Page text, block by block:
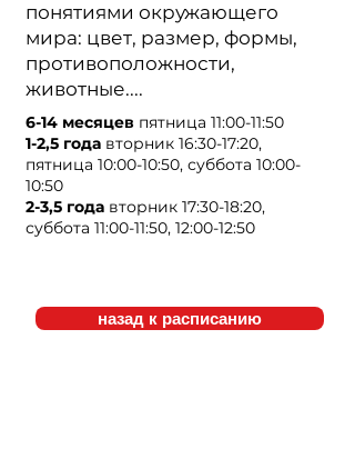
понятиями окружающего
мира: цвет, размер, формы,
противоположности,
животные....
6-14 месяцев пятница 11:00-11:50
1-2,5 года вторник 16:30-17:20,
пятница 10:00-10:50, суббота 10:00-
10:50
2-3,5 года вторник 17:30-18:20,
суббота 11:00-11:50, 12:00-12:50
назад к расписанию